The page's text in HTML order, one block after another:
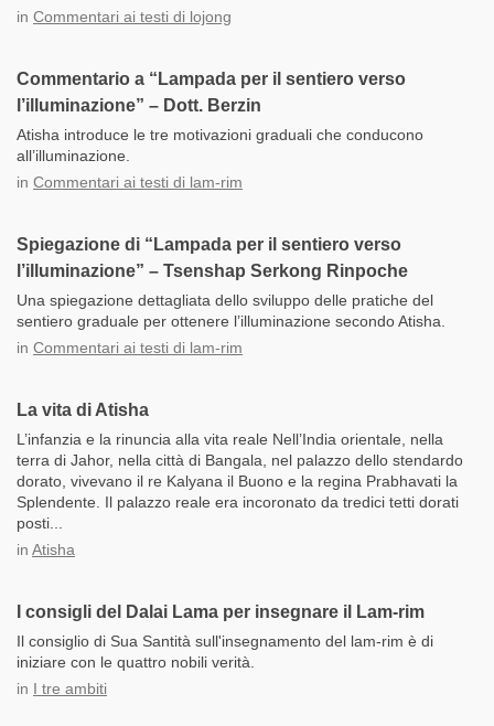
in Commentari ai testi di lojong
Commentario a “Lampada per il sentiero verso
l’illuminazione” – Dott. Berzin
Atisha introduce le tre motivazioni graduali che conducono
all’illuminazione.
in Commentari ai testi di lam-rim
Spiegazione di “Lampada per il sentiero verso
l’illuminazione” – Tsenshap Serkong Rinpoche
Una spiegazione dettagliata dello sviluppo delle pratiche del
sentiero graduale per ottenere l’illuminazione secondo Atisha.
in Commentari ai testi di lam-rim
La vita di Atisha
L’infanzia e la rinuncia alla vita reale Nell’India orientale, nella
terra di Jahor, nella città di Bangala, nel palazzo dello stendardo
dorato, vivevano il re Kalyana il Buono e la regina Prabhavati la
Splendente. Il palazzo reale era incoronato da tredici tetti dorati
posti...
in Atisha
I consigli del Dalai Lama per insegnare il Lam-rim
Il consiglio di Sua Santità sull'insegnamento del lam-rim è di
iniziare con le quattro nobili verità.
in I tre ambiti